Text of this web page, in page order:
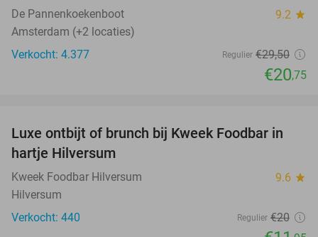
De Pannenkoekenboot 9.2 star
Amsterdam (+2 locaties)
Verkocht: 4.377
Regulier €29,50
€20,75
40%
Luxe ontbijt of brunch bij Kweek Foodbar in
hartje Hilversum
Kweek Foodbar Hilversum 9.6 star
Hilversum
Verkocht: 440
Regulier €20